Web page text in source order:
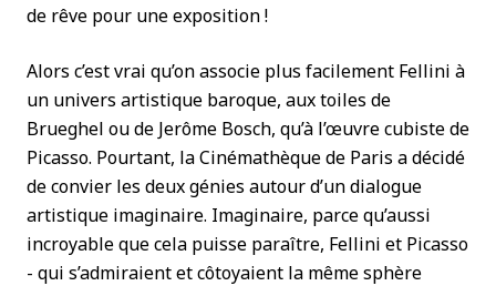
de rêve pour une exposition !
Alors c’est vrai qu’on associe plus facilement Fellini à
un univers artistique baroque, aux toiles de
Brueghel ou de Jerôme Bosch, qu’à l’œuvre cubiste de
Picasso. Pourtant, la Cinémathèque de Paris a décidé
de convier les deux génies autour d’un dialogue
artistique imaginaire. Imaginaire, parce qu’aussi
incroyable que cela puisse paraître, Fellini et Picasso
- qui s’admiraient et côtoyaient la même sphère